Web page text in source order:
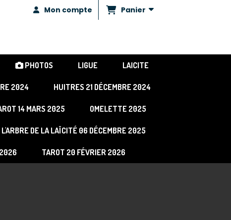
Mon compte Panier
PHOTOS LIGUE LAICITE
2024 HUITRES 21 DÉCEMBRE 2024
14 MARS 2025 OMELETTE 2025
L'ARBRE DE LA LAÏCITÉ 06 DÉCEMBRE 2025
TAROT 20 FÉVRIER 2026